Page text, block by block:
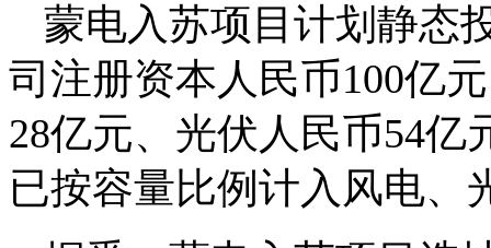
蒙电入苏项目计划静态
司注册资本人民币100亿
28亿元、光伏人民币54亿
已按容量比例计入风电、